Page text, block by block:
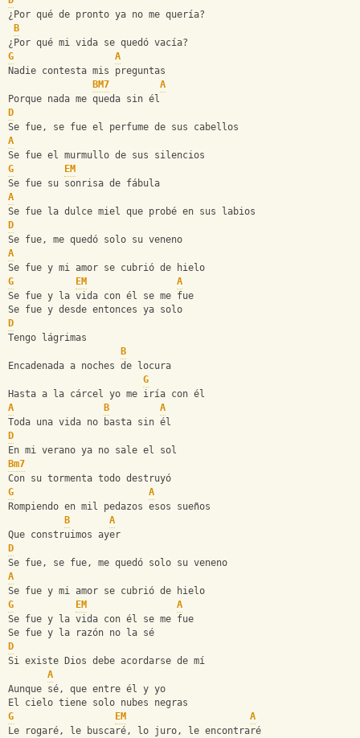
¿Por qué de pronto ya no me quería?
B
¿Por qué mi vida se quedó vacía?
G
A
Nadie contesta mis preguntas
BM7
A
Porque nada me queda sin él
D
Se fue, se fue el perfume de sus cabellos
A
Se fue el murmullo de sus silencios
G
EM
Se fue su sonrisa de fábula
A
Se fue la dulce miel que probé en sus labios
D
Se fue, me quedó solo su veneno
A
Se fue y mi amor se cubrió de hielo
G
EM
A
Se fue y la vida con él se me fue
Se fue y desde entonces ya solo
D
Tengo lágrimas
B
Encadenada a noches de locura
G
Hasta a la cárcel yo me iría con él
A
B
A
Toda una vida no basta sin él
D
En mi verano ya no sale el sol
Bm7
Con su tormenta todo destruyó
G
A
Rompiendo en mil pedazos esos sueños
B
A
Que construimos ayer
D
Se fue, se fue, me quedó solo su veneno
A
Se fue y mi amor se cubrió de hielo
G
EM
A
Se fue y la vida con él se me fue
Se fue y la razón no la sé
D
Si existe Dios debe acordarse de mí
A
Aunque sé, que entre él y yo
El cielo tiene solo nubes negras
G
EM
A
Le rogaré, le buscaré, lo juro, le encontraré